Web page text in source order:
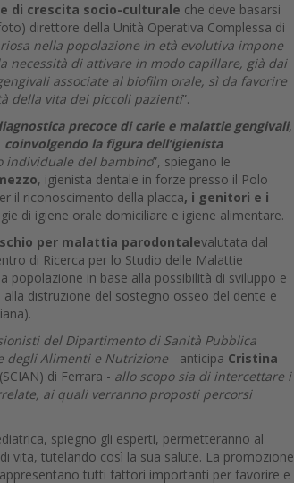
di crescita socio-culturale che deve basarsi
direttore della Unità Operativa Complessa di
nella popolazione in età evolutiva impone
necessità di attivare in modo capillare, già dai
associate al biofilm orale, sì da favorire
della vita dei piccoli pazienti”.
precoce di carie e malattie gengivali,
coinvolgendo la figura dell’igienista
del bambino”, spiegano le
, igienista dentale in forze presso il Polo
il riconoscimento della placca, i genitori e i
di igiene orale domiciliare e igiene alimentare.
per malattia parodontalevalutata dal
di Ricerca per lo Studio delle Malattie
popolazione in base alla possibilità di sviluppo e
distruzione del sostegno osseo del dente e
del Dipartimento di Sanità Pubblica
degli Alimenti e Nutrizione - anticipa Cristina
di Ferrara - allo scopo sia di intercettare i
ai quali verranno proposti percorsi
spiegno gli esperti, permetteranno al
vita, tutelando così la sua salute. La promozione
tutti fattori importanti per favorire e